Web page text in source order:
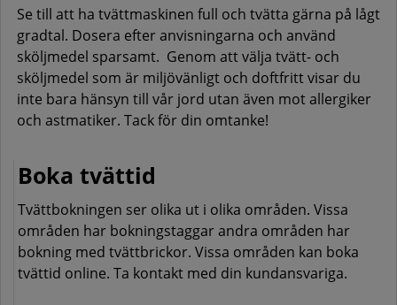
Se till att ha tvättmaskinen full och tvätta gärna på lågt
gradtal. Dosera efter anvisningarna och använd
sköljmedel sparsamt. Genom att välja tvätt- och
sköljmedel som är miljövänligt och doftfritt visar du
inte bara hänsyn till vår jord utan även mot allergiker
och astmatiker. Tack för din omtanke!
Boka tvättid
Tvättbokningen ser olika ut i olika områden. Vissa
områden har bokningstaggar andra områden har
bokning med tvättbrickor. Vissa områden kan boka
tvättid online. Ta kontakt med din kundansvariga.